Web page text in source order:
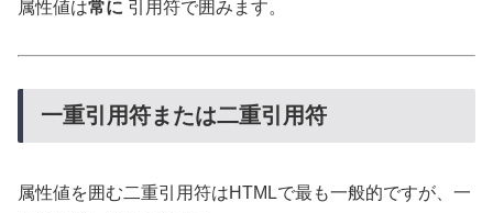
属性値は常に 引用符で囲みます。
一重引用符または二重引用符
属性値を囲む二重引用符はHTMLで最も一般的ですが、一